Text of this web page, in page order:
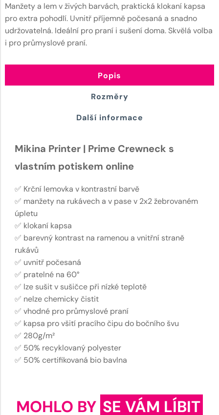
Manžety a lem v živých barvách, praktická klokaní kapsa
pro extra pohodlí. Uvnitř příjemně počesaná a snadno
udržovatelná. Ideální pro praní i sušení doma. Skvělá volba
i pro průmyslové praní.
Popis
Rozměry
Další informace
Mikina Printer | Prime Crewneck s
vlastním potiskem online
✅ Krční lemovka v kontrastní barvě
✅ manžety na rukávech a v pase v 2x2 žebrovaném
úpletu
✅ klokaní kapsa
✅ barevný kontrast na ramenou a vnitřní straně
rukávů
✅ uvnitř počesaná
✅ pratelné na 60°
✅ lze sušit v sušičce při nízké teplotě
✅ nelze chemicky čistit
✅ vhodné pro průmyslové praní
✅ kapsa pro všití pracího čipu do bočního švu
✅ 280g/m²
✅ 50% recyklovaný polyester
✅ 50% certifikovaná bio bavlna
MOHLO BY SE VÁM LÍBIT